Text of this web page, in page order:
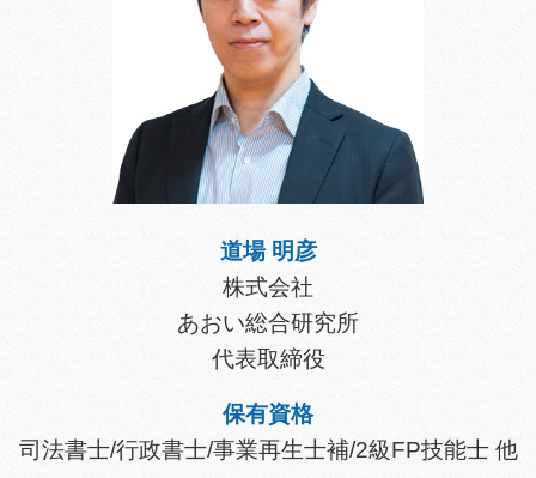
道場 明彦
株式会社
あおい総合研究所
代表取締役
保有資格
司法書士/行政書士/事業再生士補/2級FP技能士 他